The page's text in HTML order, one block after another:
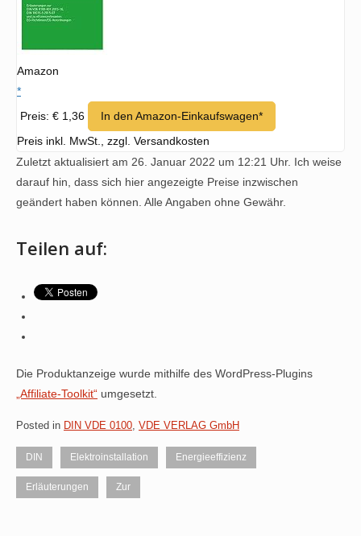
Amazon
*
Preis: € 1,36
In den Amazon-Einkaufswagen*
Preis inkl. MwSt., zzgl. Versandkosten
Zuletzt aktualisiert am 26. Januar 2022 um 12:21 Uhr. Ich weise
darauf hin, dass sich hier angezeigte Preise inzwischen
geändert haben können. Alle Angaben ohne Gewähr.
Teilen auf:
Die Produktanzeige wurde mithilfe des WordPress-Plugins
„Affiliate-Toolkit“ umgesetzt.
Posted in DIN VDE 0100, VDE VERLAG GmbH
DIN Elektroinstallation Energieeffizienz
Erläuterungen Zur